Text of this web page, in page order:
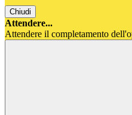
Chiudi
Attendere...
Attendere il completamento